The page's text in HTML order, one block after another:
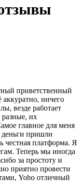
приветственный
аккуратно, ничего
везде работает
их
главное для меня
деньги пришли
честная платформа. Я
Теперь мы иногда
за простоту и
приятно провести
Yoho отличный